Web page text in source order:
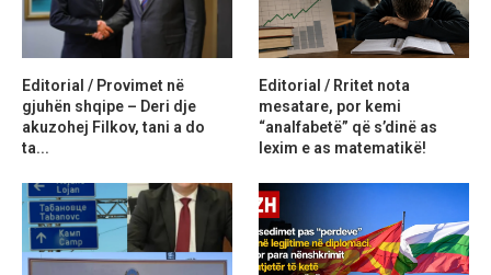
Editorial / Provimet në
gjuhën shqipe – Deri dje
akuzohej Filkov, tani a do
ta...
Editorial / Rritet nota
mesatare, por kemi
“analfabetë” që s’dinë as
lexim e as matematikë!